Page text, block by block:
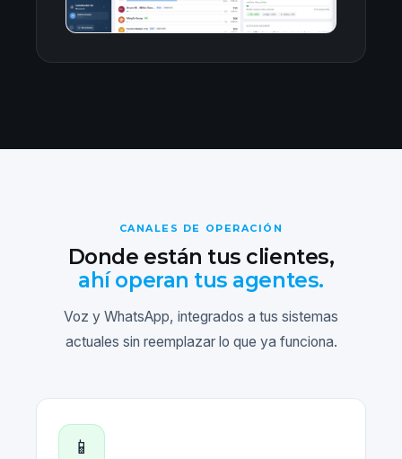
CANALES DE OPERACIÓN
Donde están tus clientes,
ahí operan tus agentes.
Voz y WhatsApp, integrados a tus sistemas
actuales sin reemplazar lo que ya funciona.
📱